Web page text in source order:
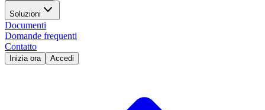
Soluzioni
Documenti
Domande frequenti
Contatto
Inizia ora Accedi